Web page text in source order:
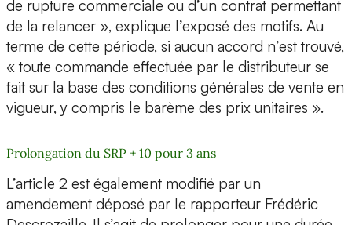
de rupture commerciale ou d’un contrat permettant
de la relancer », explique l’exposé des motifs. Au
terme de cette période, si aucun accord n’est trouvé,
« toute commande effectuée par le distributeur se
fait sur la base des conditions générales de vente en
vigueur, y compris le barème des prix unitaires ».
Prolongation du SRP + 10 pour 3 ans
L’article 2 est également modifié par un
amendement déposé par le rapporteur Frédéric